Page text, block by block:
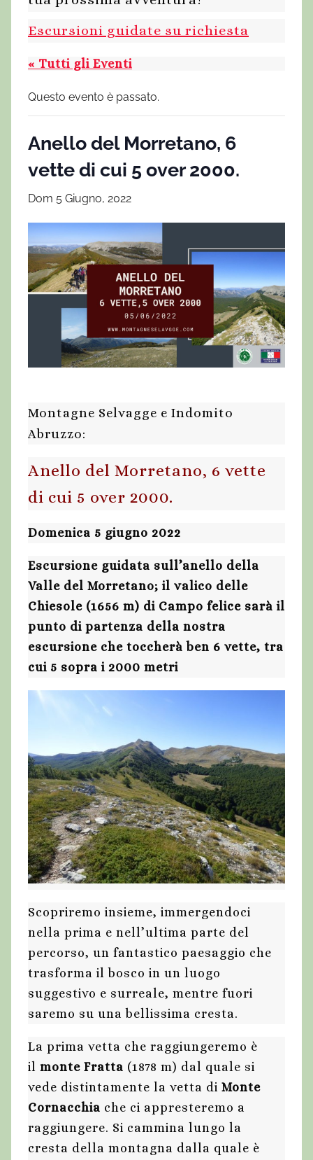
Escursioni guidate su richiesta
« Tutti gli Eventi
Questo evento è passato.
Anello del Morretano, 6
vette di cui 5 over 2000.
Dom 5 Giugno, 2022
Montagne Selvagge e Indomito
Abruzzo:
Anello del Morretano, 6 vette
di cui 5 over 2000.
Domenica 5 giugno 2022
Escursione guidata sull’anello della
Valle del Morretano; il valico delle
Chiesole (1656 m) di Campo felice sarà il
punto di partenza della nostra
escursione che toccherà ben 6 vette, tra
cui 5 sopra i 2000 metri
Scopriremo insieme, immergendoci
nella prima e nell’ultima parte del
percorso, un fantastico paesaggio che
trasforma il bosco in un luogo
suggestivo e surreale, mentre fuori
saremo su una bellissima cresta.
La prima vetta che raggiungeremo è
il monte Fratta (1878 m) dal quale si
vede distintamente la vetta di Monte
Cornacchia che ci appresteremo a
raggiungere. Si cammina lungo la
cresta della montagna dalla quale è